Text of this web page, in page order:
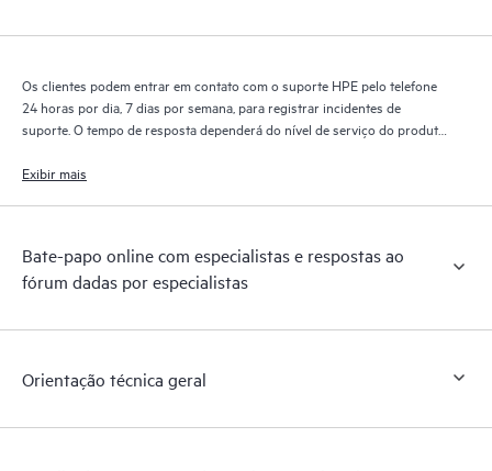
Os clientes podem entrar em contato com o suporte HPE pelo telefone
24 horas por dia, 7 dias por semana, para registrar incidentes de
suporte. O tempo de resposta dependerá do nível de serviço do produto
Exibir mais
Bate-papo online com especialistas e respostas ao
fórum dadas por especialistas
Orientação técnica geral